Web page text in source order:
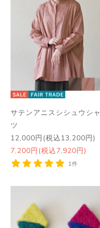
サテンアニスシシュウシャ
ツ
12,000円(税込13,200円)
7,200円(税込7,920円)
1件